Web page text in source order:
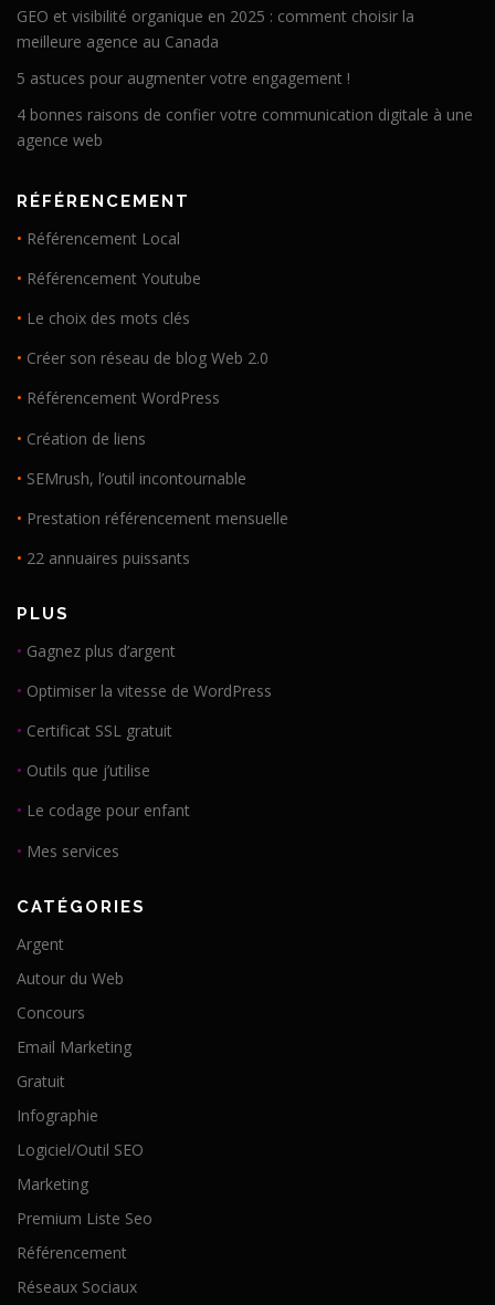
GEO et visibilité organique en 2025 : comment choisir la
meilleure agence au Canada
5 astuces pour augmenter votre engagement !
4 bonnes raisons de confier votre communication digitale à une
agence web
RÉFÉRENCEMENT
• Référencement Local
• Référencement Youtube
• Le choix des mots clés
• Créer son réseau de blog Web 2.0
• Référencement WordPress
• Création de liens
• SEMrush, l’outil incontournable
• Prestation référencement mensuelle
• 22 annuaires puissants
PLUS
• Gagnez plus d’argent
• Optimiser la vitesse de WordPress
• Certificat SSL gratuit
• Outils que j’utilise
• Le codage pour enfant
• Mes services
CATÉGORIES
Argent
Autour du Web
Concours
Email Marketing
Gratuit
Infographie
Logiciel/Outil SEO
Marketing
Premium Liste Seo
Référencement
Réseaux Sociaux